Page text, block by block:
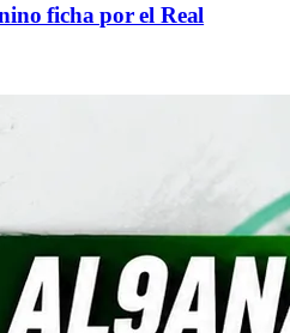
ficha por el Real